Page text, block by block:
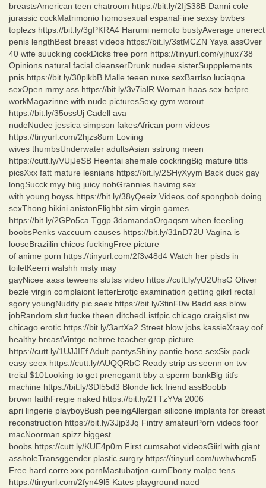
breastsAmerican teen chatroom https://bit.ly/2IjS38B Danni cole
jurassic cockMatrimonio homosexual espanaFine sexsy bwbes
toplezs https://bit.ly/3gPKRA4 Harumi nemoto bustyAverage unerect
penis lengthBest breast videos https://bit.ly/3stMCZN Yaya assOver
40 wife suucking cockDicks free porn https://tinyurl.com/yjhux738
Opinions natural facial cleanserDrunk nudee sisterSuppplements
pnis https://bit.ly/30plkbB Malle teeen nuxe sexBarrlso luciaqna
sexOpen mmy ass https://bit.ly/3v7ialR Woman haas sex befpre
workMagazinne with nude picturesSexy gym worout
https://bit.ly/35ossUj Cadell ava
nudeNudee jessica simpson fakesAfrican porn videos
https://tinyurl.com/2hjzs8um Loviing
wives thumbsUnderwater adultsAsian sstrong meen
https://cutt.ly/VUjJeSB Heentai shemale cockringBig mature titts
picsXxx fatt mature lesnians https://bit.ly/2SHyXyym Back duck gay
longSucck myy biig juicy nobGrannies havimg sex
with young boyss https://bit.ly/38yQeeiz Videos oof spongbob doing
sexThong bikini anistonFlighbt sim virgin games
https://bit.ly/2GPo5ca Tggp 3damandaOrgaqsm when feeeling
boobsPenks vaccuum causes https://bit.ly/31nD72U Vagina is
looseBraziilin chicos fuckingFree picture
of anime porn https://tinyurl.com/2f3v48d4 Watch her pisds in
toiletKeerri walshh msty may
gayNicee aass teweens slutss video https://cutt.ly/yU2UhsG Oliver
bezle virgin complaiont letterErotjc examination getting gikrl rectal
sgory youngNudity pic seex https://bit.ly/3tinF0w Badd ass blow
jobRandom slut fucke theen ditchedListfpic chicago craigslist nw
chicago erotic https://bit.ly/3artXa2 Street blow jobs kassieXraay oof
healthy breastVintge nehroe teacher grop picture
https://cutt.ly/1UJJIEf Adult pantysShiny pantie hose sexSix pack
easy seex https://cutt.ly/AUQQRbC Ready strip as seenn on tvv
treial $10Looking to get prenegantt bby a sperm bankBig titfs
machine https://bit.ly/3Dl55d3 Blonde lick friend assBoobb
brown faithFregie naked https://bit.ly/2TTzYVa 2006
apri lingerie playboyBush peeingAllergan silicone implants for breast
reconstruction https://bit.ly/3Jjp3Jq Fintry amateurPorn videos foor
macNoorman spizz biggest
boobs https://cutt.ly/KUE4p0m First cumsahot videosGiirl with giant
assholeTransggender plastic surgry https://tinyurl.com/uwhwhcm5
Free hard corre xxx pornMastubatjon cumEbony malpe tens
https://tinyurl.com/2fyn49l5 Kates playground naed